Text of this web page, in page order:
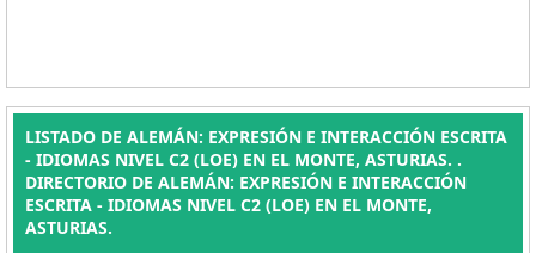
LISTADO DE ALEMÁN: EXPRESIÓN E INTERACCIÓN ESCRITA
- IDIOMAS NIVEL C2 (LOE) EN EL MONTE, ASTURIAS. .
DIRECTORIO DE ALEMÁN: EXPRESIÓN E INTERACCIÓN
ESCRITA - IDIOMAS NIVEL C2 (LOE) EN EL MONTE,
ASTURIAS.